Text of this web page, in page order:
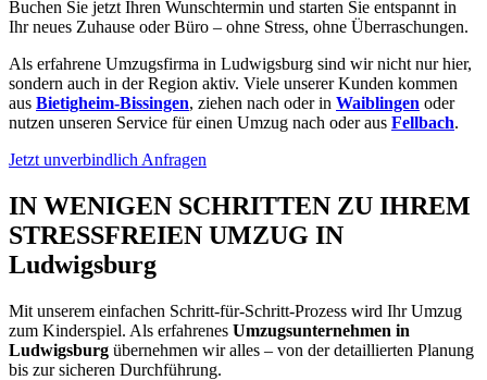
Buchen Sie jetzt Ihren Wunschtermin und starten Sie entspannt in
Ihr neues Zuhause oder Büro – ohne Stress, ohne Überraschungen.
Als erfahrene Umzugsfirma in Ludwigsburg sind wir nicht nur hier,
sondern auch in der Region aktiv. Viele unserer Kunden kommen
aus Bietigheim-Bissingen, ziehen nach oder in Waiblingen oder
nutzen unseren Service für einen Umzug nach oder aus Fellbach.
Jetzt unverbindlich Anfragen
IN WENIGEN SCHRITTEN ZU IHREM
STRESSFREIEN UMZUG IN
Ludwigsburg
Mit unserem einfachen Schritt-für-Schritt-Prozess wird Ihr Umzug
zum Kinderspiel. Als erfahrenes Umzugsunternehmen in
Ludwigsburg übernehmen wir alles – von der detaillierten Planung
bis zur sicheren Durchführung.